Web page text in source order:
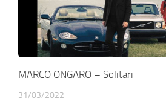
MARCO ONGARO – Solitari
31/03/2022